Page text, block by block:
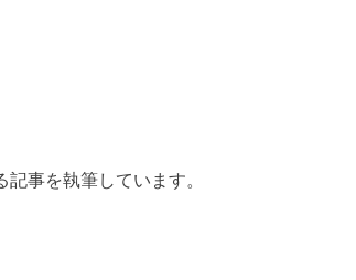
事を執筆しています。